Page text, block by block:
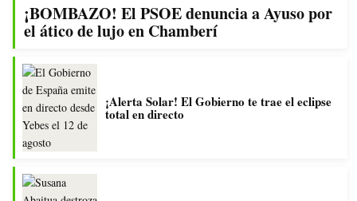
¡BOMBAZO! El PSOE denuncia a Ayuso por
el ático de lujo en Chamberí
¡Alerta Solar! El Gobierno te trae el eclipse
total en directo